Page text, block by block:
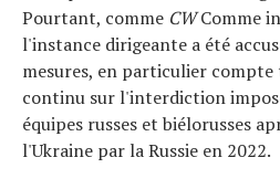
Pourtant, comme CWComme
l'instance dirigeante a été
mesures, en particulier
continu sur l'interdiction
équipes russes et biélorusses
l'Ukraine par la Russie en 2022.